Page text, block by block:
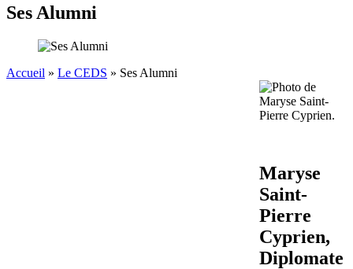
Ses Alumni
Accueil » Le CEDS » Ses Alumni
Maryse
Saint-
Pierre
Cyprien,
Diplomate